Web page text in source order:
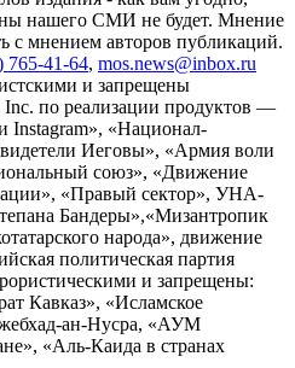
нашего СМИ не будет. Мнение
с мнением авторов публикаций.
765-41-64, mos.news@inbox.ru
и запрещены
Inc. по реализации продуктов —
Instagram», «Национал-
Иеговы», «Армия воли
союз», «Движение
«Правый сектор», УНА-
Бандеры»,«Мизантропик
народа», движение
политическая партия
и запрещены:
Кавказ», «Исламское
ан-Нусра, «АУМ
«Аль-Каида в странах